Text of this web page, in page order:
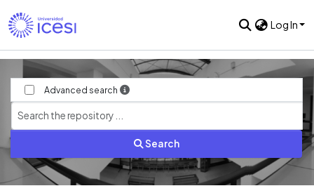
Log In
Advanced search
Search